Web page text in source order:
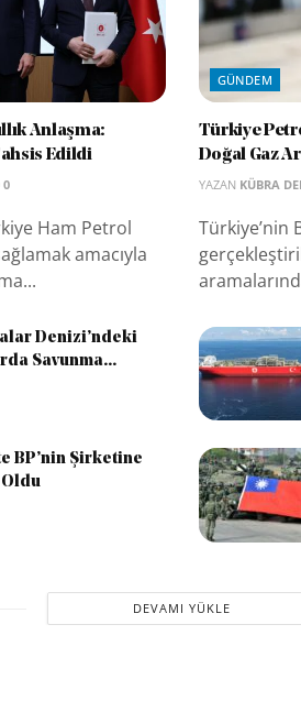
Anlaşma:
Edildi
0
Ham Petrol
amacıyla
GÜNDEM
Türkiye
Doğal Gaz
YAZAN KÜBRA
Türkiye’nin
Denizi’ndeki
Savunma...
BP’nin Şirketine
Oldu
DEVAMI YÜKLE